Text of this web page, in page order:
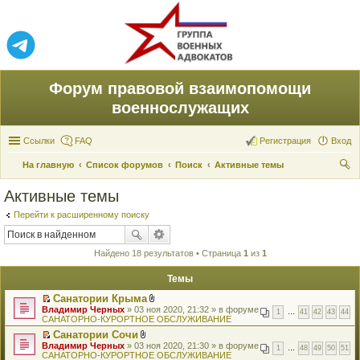
Форум правовой взаимопомощи
военнослужащих
Ссылки FAQ Вход
Регистрация
На главную Список форумов Поиск
Активные темы
Активные темы
Перейти к расширенному поиску
Найдено 18 результатов • Страница 1 из 1
Темы
П
е
р
е
й
т
Санатории Крыма
В
л
о
е
н
1 41 42 43 44
Владимир Черных » 03 ноя 2020, 21:32 » в форуме
САНАТОРНО-КУРОРТНОЕ ОБСЛУЖИВАНИЕ
П
е
Санатории Сочи
В
л
1 48 49 50 51
Владимир Черных » 03 ноя 2020, 21:30 » в форуме
САНАТОРНО-КУРОРТНОЕ ОБСЛУЖИВАНИЕ